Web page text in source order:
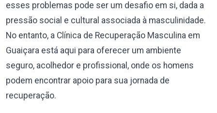
esses problemas pode ser um desafio em si, dada a
pressão social e cultural associada à masculinidade.
No entanto, a Clínica de Recuperação Masculina em
Guaiçara está aqui para oferecer um ambiente
seguro, acolhedor e profissional, onde os homens
podem encontrar apoio para sua jornada de
recuperação.